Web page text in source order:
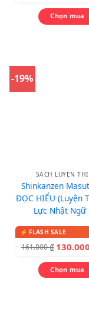
Chọn mua
-19%
SÁCH LUYỆN
Shinkanzen
ĐỌC HIỂU (Luyện
Lực Nhật Ngữ
161.000₫ 130.000
Chọn mua